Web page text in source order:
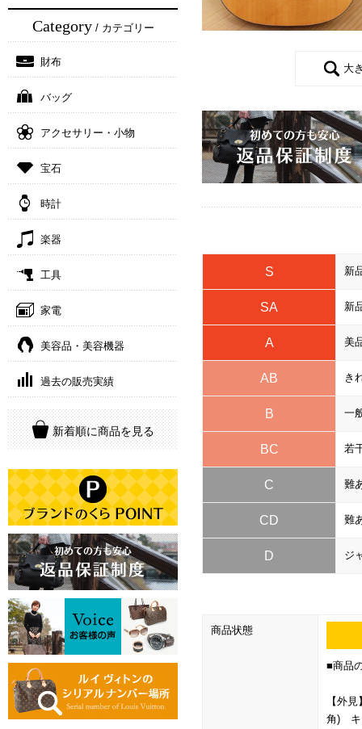
Category/ カテゴリー
財布
バッグ
アクセサリー・小物
宝石
時計
楽器
工具
家電
美容品・美容機器
過去の販売実績
新着順に商品を見る
大
S 新
SA 新
A 美
AB き
B 一
BC 若
C 難
CD 難
D ジ
商品状態
■商品
【外
角) キ